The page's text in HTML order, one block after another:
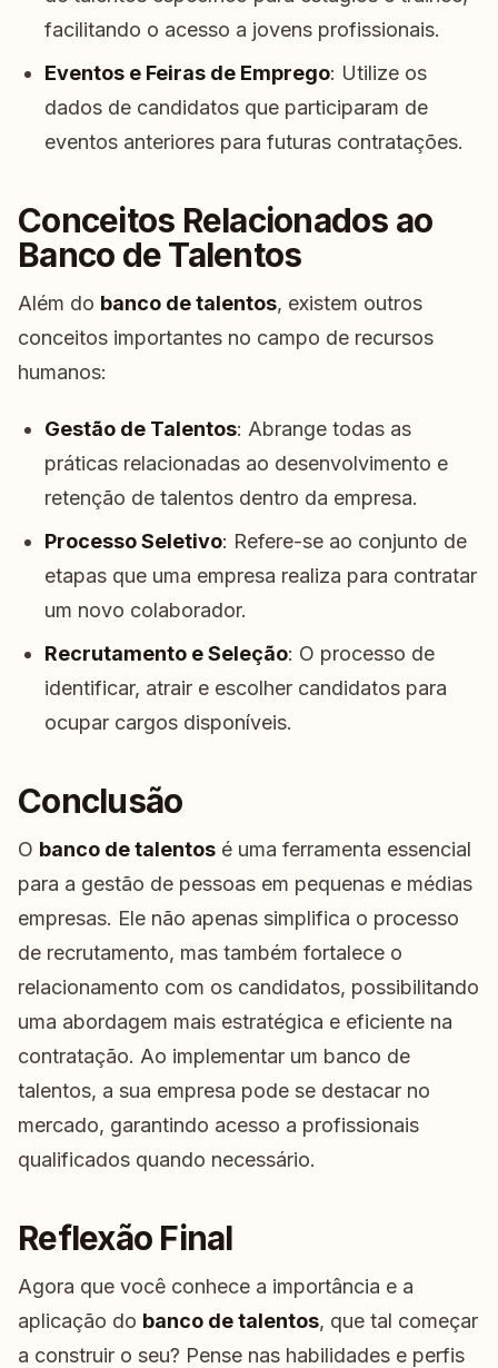
facilitando o acesso a jovens profissionais.
Eventos e Feiras de Emprego: Utilize os
dados de candidatos que participaram de
eventos anteriores para futuras contratações.
Conceitos Relacionados ao
Banco de Talentos
Além do banco de talentos, existem outros
conceitos importantes no campo de recursos
humanos:
Gestão de Talentos: Abrange todas as
práticas relacionadas ao desenvolvimento e
retenção de talentos dentro da empresa.
Processo Seletivo: Refere-se ao conjunto de
etapas que uma empresa realiza para contratar
um novo colaborador.
Recrutamento e Seleção: O processo de
identificar, atrair e escolher candidatos para
ocupar cargos disponíveis.
Conclusão
O banco de talentos é uma ferramenta essencial
para a gestão de pessoas em pequenas e médias
empresas. Ele não apenas simplifica o processo
de recrutamento, mas também fortalece o
relacionamento com os candidatos, possibilitando
uma abordagem mais estratégica e eficiente na
contratação. Ao implementar um banco de
talentos, a sua empresa pode se destacar no
mercado, garantindo acesso a profissionais
qualificados quando necessário.
Reflexão Final
Agora que você conhece a importância e a
aplicação do banco de talentos, que tal começar
a construir o seu? Pense nas habilidades e perfis